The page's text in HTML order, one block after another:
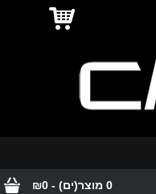
0 מוצר(ים) - ₪0